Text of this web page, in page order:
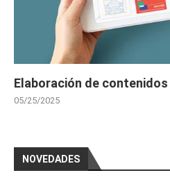
Elaboración de
05/25/2025
NOVEDADES